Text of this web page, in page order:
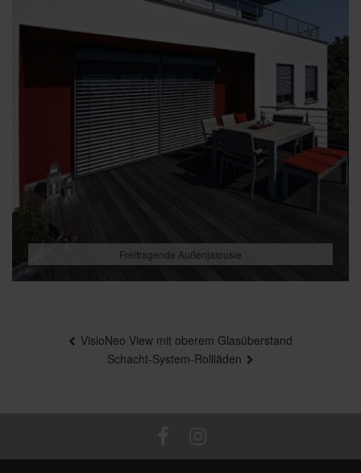
Freitragende Außenjalousie
VisioNeo View mit oberem Glasüberstand
Schacht-System-Rollläden